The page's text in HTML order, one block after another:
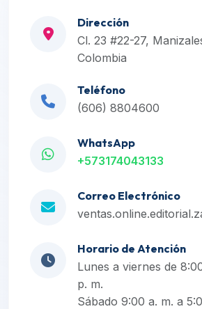
Dirección
Cl. 23 #22-27,
Colombia
Teléfono
(606) 8804600
WhatsApp
+573174043133
Correo Electrónico
Horario de Atención
Lunes a viernes de
p. m.
Sábado 9:00 a. m. a